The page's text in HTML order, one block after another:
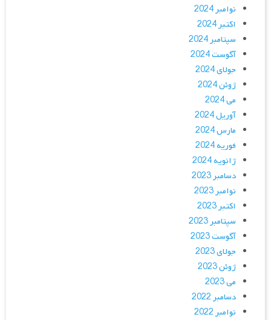
نوامبر 2024
اکتبر 2024
سپتامبر 2024
آگوست 2024
جولای 2024
ژوئن 2024
می 2024
آوریل 2024
مارس 2024
فوریه 2024
ژانویه 2024
دسامبر 2023
نوامبر 2023
اکتبر 2023
سپتامبر 2023
آگوست 2023
جولای 2023
ژوئن 2023
می 2023
دسامبر 2022
نوامبر 2022